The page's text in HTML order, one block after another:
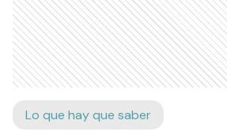
Lo que hay que saber